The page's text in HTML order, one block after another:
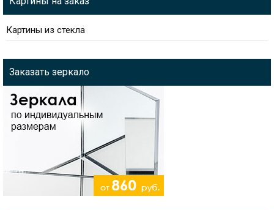
Картины из стекла
Заказать зеркало